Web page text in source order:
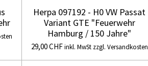
Herpa 097192 - H0 VW Passat
Variant GTE "Feuerwehr
Hamburg / 150 Jahre"
29,00 CHFinkl. MwSt zzgl. Versandkosten